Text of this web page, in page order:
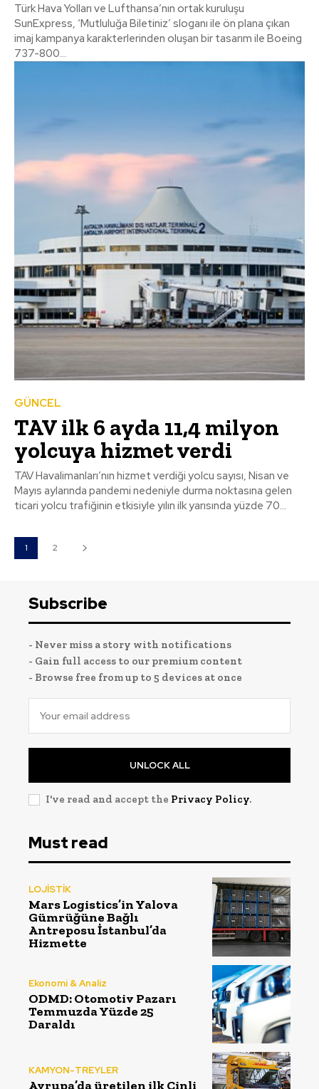
Türk Hava Yolları ve Lufthansa’nın ortak kuruluşu
SunExpress, ‘Mutluluğa Biletiniz’ sloganı ile ön plana çıkan
imaj kampanya karakterlerinden oluşan bir tasarım ile Boeing
737-800...
GÜNCEL
TAV ilk 6 ayda 11,4 milyon
yolcuya hizmet verdi
TAV Havalimanları’nın hizmet verdiği yolcu sayısı, Nisan ve
Mayıs aylarında pandemi nedeniyle durma noktasına gelen
ticari yolcu trafiğinin etkisiyle yılın ilk yarısında yüzde 70...
1 2
Subscribe
- Never miss a story with notifications
- Gain full access to our premium content
- Browse free from up to 5 devices at once
UNLOCK ALL
I've read and accept the Privacy Policy.
Must read
LOJİSTİK
Mars Logistics’in Yalova
Gümrüğüne Bağlı
Antreposu İstanbul’da
Hizmette
Ekonomi & Analiz
ODMD: Otomotiv Pazarı
Temmuzda Yüzde 25
Daraldı
KAMYON-TREYLER
Avrupa’da üretilen ilk Çinli